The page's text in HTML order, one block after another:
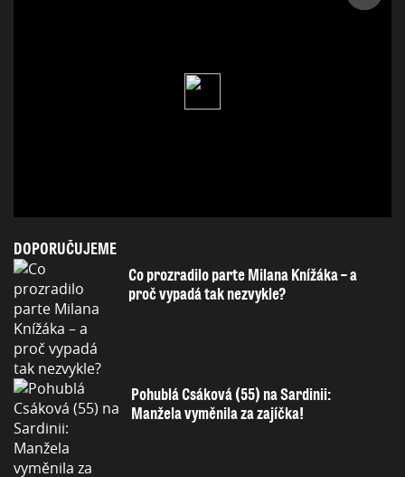
DOPORUČUJEME
Co prozradilo parte Milana Knížáka – a
proč vypadá tak nezvykle?
Pohublá Csáková (55) na Sardinii:
Manžela vyměnila za zajíčka!